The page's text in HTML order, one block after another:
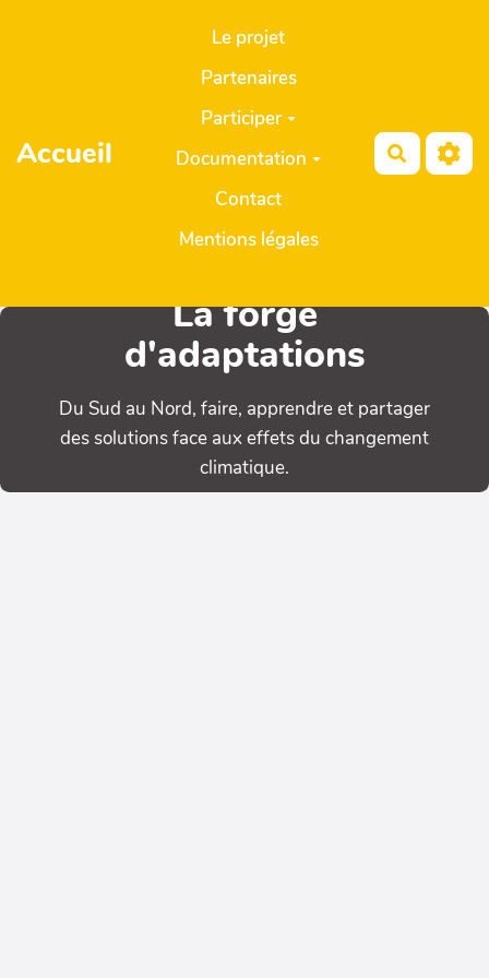
Aller au contenu principal
Accueil
Le projet
Partenaires
Participer
Documentation
Contact
Mentions légales
La forge
d'adaptations
Du Sud au Nord, faire, apprendre et partager
des solutions face aux effets du changement
climatique.